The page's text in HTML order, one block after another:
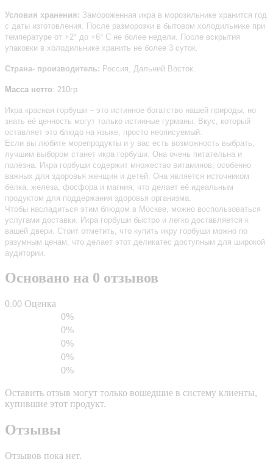
Условия хранения: Замороженная икра в морозильнике хранится год
с даты изготовления. После разморозки в бытовом холодильнике при
температуре от +2° до +6° С не более недели. После вскрытия
упаковки в холодильнике хранить не более 3 суток.
Страна- производитель: Россия, Дальний Восток.
Масса нетто: 210гр
Икра красная горбуши – это истинное богатство нашей природы, но
знать её ценность могут только истинные гурманы. Вкус, который
оставляет это блюдо на языке, просто неописуемый.
Если вы любите морепродукты и у вас есть возможность выбрать,
лучшим выбором станет икра горбуши. Она очень питательна и
полезна. Икра горбуши содержит множество витаминов, особенно
важных для здоровья женщин и детей. Она является источником
белка, железа, фосфора и магния, что делает её идеальным
продуктом для поддержания здоровья организма.
Чтобы насладиться этим блюдом в Москве, можно воспользоваться
услугами доставки. Икра горбуши быстро и легко доставляется к
вашей двери. Стоит отметить, что купить икру горбуши можно по
разумным ценам, что делает этот деликатес доступным для широкой
аудитории.
Основано на 0 отзывов
0.00 Оценка
0%
0%
0%
0%
0%
Оставить отзыв могут только вошедшие в систему клиенты,
купившие этот продукт.
Отзывы
Отзывов пока нет.